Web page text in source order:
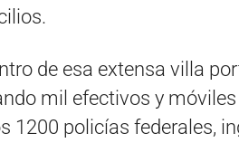
de esa extensa villa
mil efectivos y
1200 policías federales,